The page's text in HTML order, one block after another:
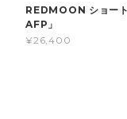
REDMOON ショー
AFP」
¥26,400